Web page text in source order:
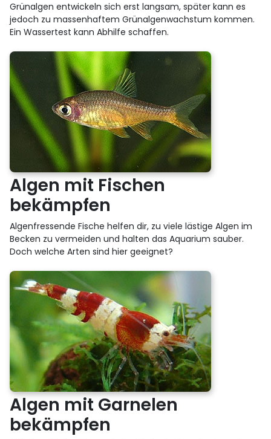
Grünalgen entwickeln sich erst langsam, später kann es
jedoch zu massenhaftem Grünalgenwachstum kommen.
Ein Wassertest kann Abhilfe schaffen.
Algen mit Fischen
bekämpfen
Algenfressende Fische helfen dir, zu viele lästige Algen im
Becken zu vermeiden und halten das Aquarium sauber.
Doch welche Arten sind hier geeignet?
Algen mit Garnelen
bekämpfen